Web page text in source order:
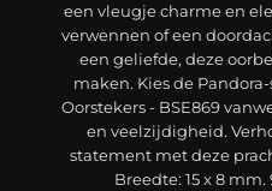
een vleugje charme en
verwennen of een
een geliefde, deze
maken. Kies de
Oorstekers - BSE869
en veelzijdigheid.
statement met deze
Breedte: 15 x 8